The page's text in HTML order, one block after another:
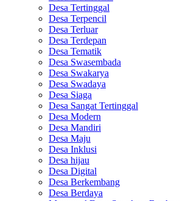
Desa Tertinggal
Desa Terpencil
Desa Terluar
Desa Terdepan
Desa Tematik
Desa Swasembada
Desa Swakarya
Desa Swadaya
Desa Siaga
Desa Sangat Tertinggal
Desa Modern
Desa Mandiri
Desa Maju
Desa Inklusi
Desa hijau
Desa Digital
Desa Berkembang
Desa Berdaya